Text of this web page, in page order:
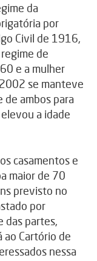
da
por
Civil de 1916,
de
e a mulher
se manteve
de ambos para
a idade
casamentos e
maior de 70
previsto no
por
das partes,
ao Cartório de
nessa